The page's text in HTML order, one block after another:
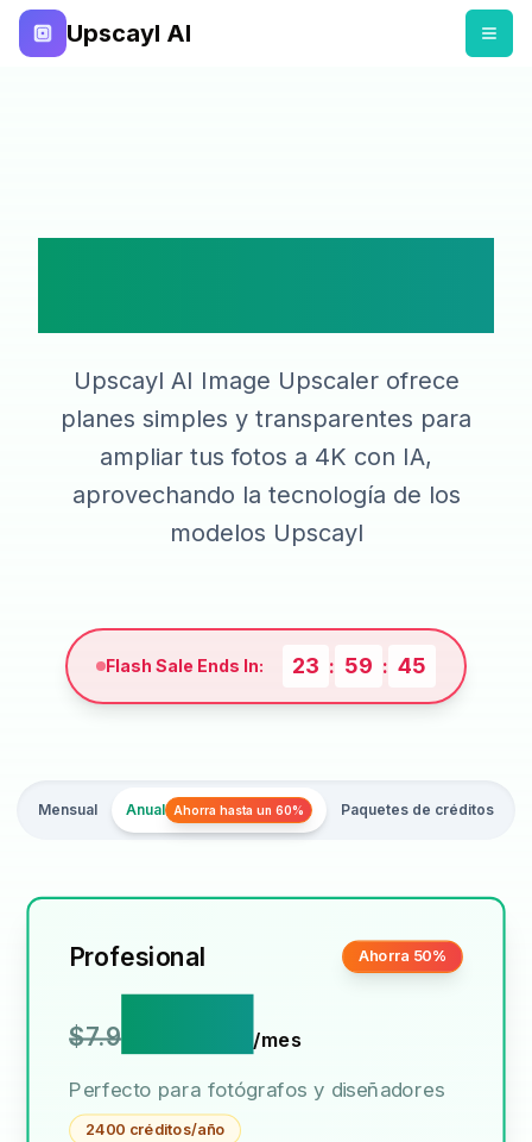
Upscayl AI
Upscayl AI Image Upscaler ofrece
planes simples y transparentes para
ampliar tus fotos a 4K con IA,
aprovechando la tecnología de los
modelos Upscayl
Flash Sale Ends In: 23 : 59 : 45
Mensual Anual Ahorra hasta un 60% Paquetes de créditos
Profesional Ahorra 50%
$7.9
/mes
Perfecto para fotógrafos y diseñadores
2400 créditos/año